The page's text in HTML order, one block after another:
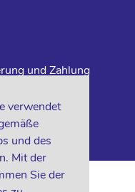
verwendet
und des
Mit der
Sie der
und Zahlung